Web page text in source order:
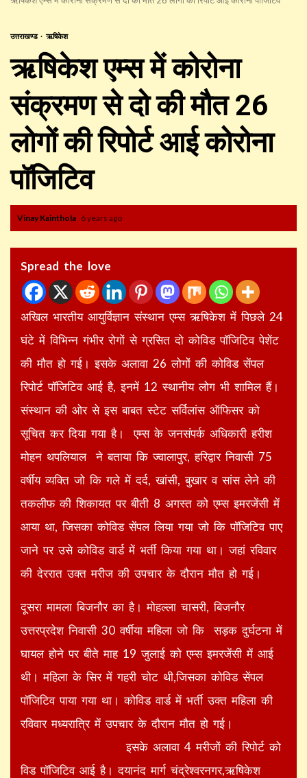
उत्तराखण्ड ऋषिकेश
ऋषिकेश एम्स में कोरोना
संक्रमण से दो की मौत 26
लोगों की रिपोर्ट आई कोरोना
पॉजिटिव
Vinay Kainthola 6 years ago
Spread the love
अखिल भारतीय आयुर्विज्ञान संस्थान एम्स ऋषिकेश में पिछले 24
घंटे में विभिन्न गंभीर रोगों से ग्रसित दो कोविड पॉजिटिव पेशेंट
की मौत हो गई। इसके अलावा 26 लोगों की कोविड सेंपल
रिपोर्ट पॉजिटिव आई है, इनमें 12 स्थानीय लोग भी शामिल हैं।
संस्थान की ओर से इस बाबत स्टेट सर्विलांस ऑफिसर को
सूचित कर दिया गया है। एम्स के जनसंपर्क अधिकारी हरीश
मोहन थपलियाल ने बताया कि ज्वालापुर, हरिद्वार निवासी 75
वर्षीय व्यक्ति जो कि गले में दर्द, खांसी, बुखार व सांस लेने की
तकलीफ की शिकायत पर बीती 8 अगस्त को एम्स इमरजेंसी में
आया था, जिसका कोविड सेंपल लिया गया जो कि पॉजिटिव पाए
जाने पर उसे कोविड वार्ड में भर्ती किया गया था। जहां रविवार
की देररात उक्त मरीज की उपचार के दौरान मौत हो गई।
दूसरा मामला बिजनौर का है। मोहल्ला चासरी, बिजनौर
उत्तरप्रदेश निवासी 30 वर्षीया महिला जो कि सड़क दुर्घटना में
घायल होने पर बीते माह 19 जुलाई को एम्स इमरजेंसी में आई
थी। महिला के सिर में गहरी चोट थी,जिसका कोविड सेंपल
पॉजिटिव पाया गया था। कोविड वार्ड में भर्ती उक्त महिला की
रविवार मध्यरात्रि में उपचार के दौरान मौत हो गई।
इसके अलावा 4 मरीजों की रिपोर्ट को​
विड पॉजिटिव आई है। दयानंद मार्ग चंद्रेश्वरनगर,ऋषिकेश